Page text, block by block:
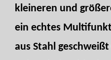
kleineren und
ein echtes
aus Stahl